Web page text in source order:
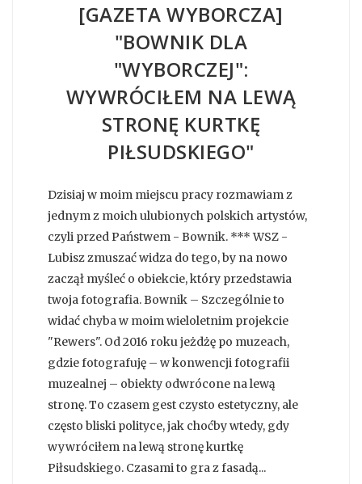
[GAZETA WYBORCZA]
"BOWNIK DLA
"WYBORCZEJ":
WYWRÓCIŁEM NA LEWĄ
STRONĘ KURTKĘ
PIŁSUDSKIEGO"
Dzisiaj w moim miejscu pracy rozmawiam z
jednym z moich ulubionych polskich artystów,
czyli przed Państwem - Bownik. *** WSZ -
Lubisz zmuszać widza do tego, by na nowo
zaczął myśleć o obiekcie, który przedstawia
twoja fotografia. Bownik – Szczególnie to
widać chyba w moim wieloletnim projekcie
"Rewers". Od 2016 roku jeżdżę po muzeach,
gdzie fotografuję – w konwencji fotografii
muzealnej – obiekty odwrócone na lewą
stronę. To czasem gest czysto estetyczny, ale
często bliski polityce, jak choćby wtedy, gdy
wywróciłem na lewą stronę kurtkę
Piłsudskiego. Czasami to gra z fasadą...